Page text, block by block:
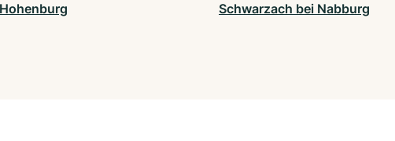
Hohenburg Schwarzach bei Nabburg